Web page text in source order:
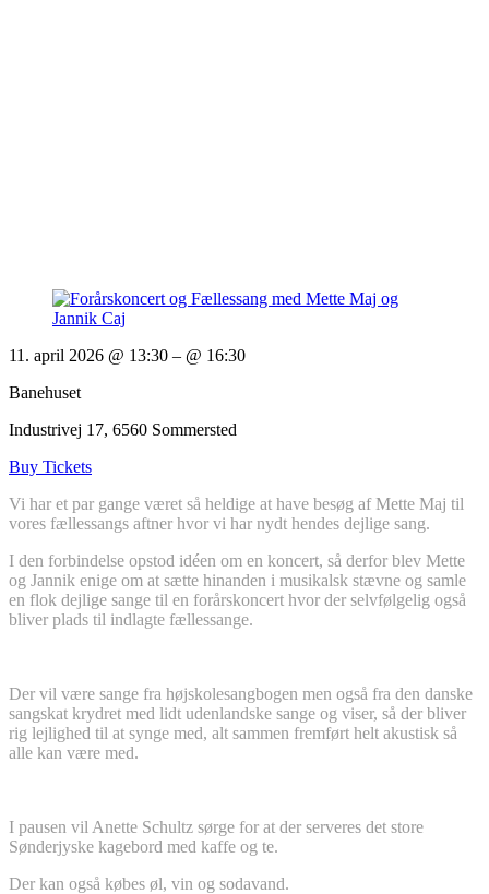
11. april 2026 @ 13:30 – @ 16:30
Banehuset
Industrivej 17, 6560 Sommersted
Buy Tickets
Vi har et par gange været så heldige at have besøg af Mette Maj til
vores fællessangs aftner hvor vi har nydt hendes dejlige sang.
I den forbindelse opstod idéen om en koncert, så derfor blev Mette
og Jannik enige om at sætte hinanden i musikalsk stævne og samle
en flok dejlige sange til en forårskoncert hvor der selvfølgelig også
bliver plads til indlagte fællessange.
Der vil være sange fra højskolesangbogen men også fra den danske
sangskat krydret med lidt udenlandske sange og viser, så der bliver
rig lejlighed til at synge med, alt sammen fremført helt akustisk så
alle kan være med.
I pausen vil Anette Schultz sørge for at der serveres det store
Sønderjyske kagebord med kaffe og te.
Der kan også købes øl, vin og sodavand.